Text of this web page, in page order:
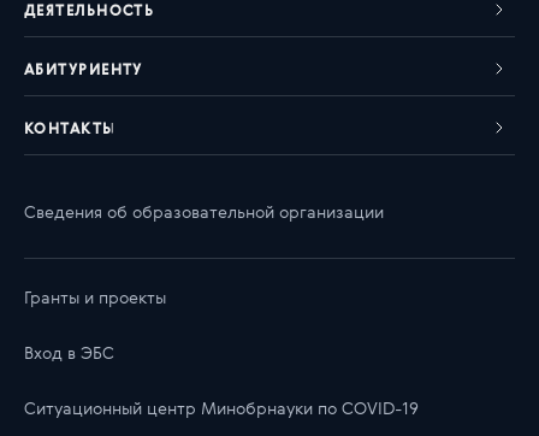
ДЕЯТЕЛЬНОСТЬ
АБИТУРИЕНТУ
КОНТАКТЫ
Сведения об образовательной организации
Гранты и проекты
Вход в ЭБС
Ситуационный центр Минобрнауки по COVID-19